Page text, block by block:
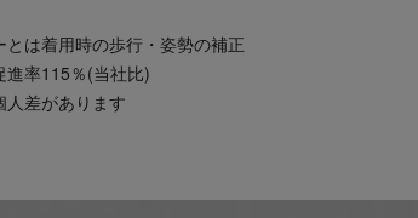
とは着用時の歩行・姿勢の補正
進率115％(当社比)
人差があります